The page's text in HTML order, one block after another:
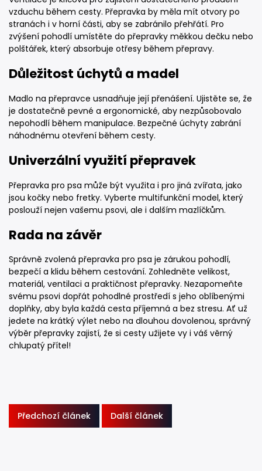
vzduchu během cesty. Přepravka by měla mít otvory po
stranách i v horní části, aby se zabránilo přehřátí. Pro
zvýšení pohodlí umístěte do přepravky měkkou dečku nebo
polštářek, který absorbuje otřesy během přepravy.
Důležitost úchytů a madel
Madlo na přepravce usnadňuje její přenášení. Ujistěte se, že
je dostatečně pevné a ergonomické, aby nezpůsobovalo
nepohodlí během manipulace. Bezpečné úchyty zabrání
náhodnému otevření během cesty.
Univerzální využití přepravek
Přepravka pro psa může být využita i pro jiná zvířata, jako
jsou kočky nebo fretky. Vyberte multifunkční model, který
poslouží nejen vašemu psovi, ale i dalším mazlíčkům.
Rada na závěr
Správně zvolená přepravka pro psa je zárukou pohodlí,
bezpečí a klidu během cestování. Zohledněte velikost,
materiál, ventilaci a praktičnost přepravky. Nezapomeňte
svému psovi dopřát pohodlné prostředí s jeho oblíbenými
doplňky, aby byla každá cesta příjemná a bez stresu. Ať už
jedete na krátký výlet nebo na dlouhou dovolenou, správný
výběr přepravky zajistí, že si cesty užijete vy i váš věrný
chlupatý přítel!
Předchozí článek Další článek